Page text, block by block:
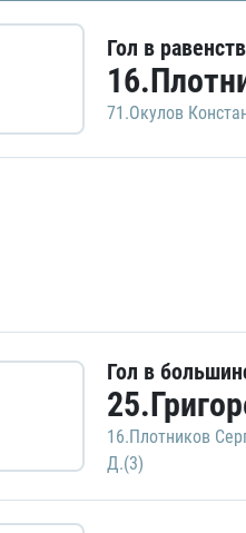
Гол в
71.Окулов
Гол в
16.Плотников
Д.(3)